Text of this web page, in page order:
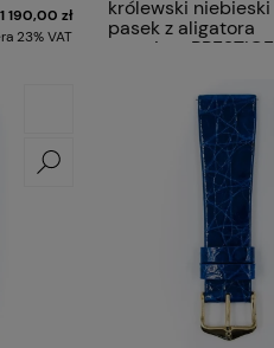
1 190,00 zł
23% VAT
królewski niebieski
pasek z aligatora
premium PRESTIGE